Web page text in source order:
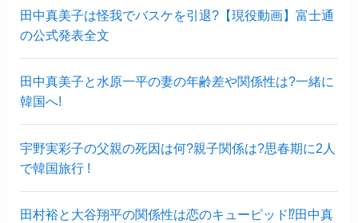
田中真美子は怪我でバスケを引退?【現役動画】富士通
の公式発表全文
田中真美子と水原一平の妻の年齢差や関係性は?一緒に
韓国へ!
宇野実彩子の父親の死因は何?親子関係は?思春期に2人
で韓国旅行 !
田村裕と大谷翔平の関係性は恋のキューピッド⁉︎田中真